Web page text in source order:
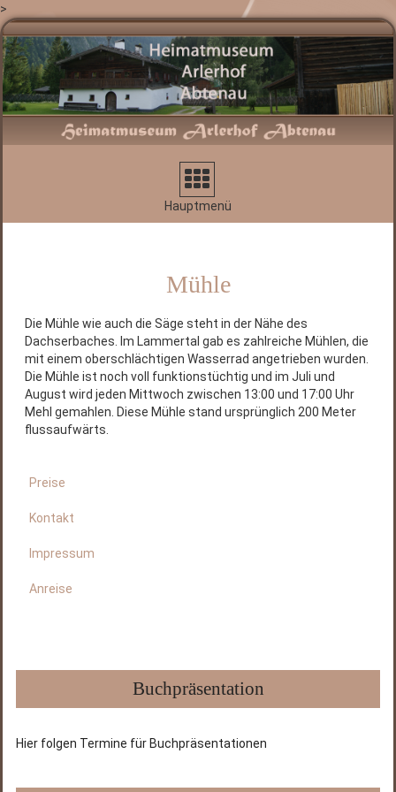
>
Navigation
aufklappen
Hauptmenü
Mühle
Die Mühle wie auch die Säge steht in der Nähe des
Dachserbaches. Im Lammertal gab es zahlreiche Mühlen, die
mit einem oberschlächtigen Wasserrad angetrieben wurden.
Die Mühle ist noch voll funktionstüchtig und im Juli und
August wird jeden Mittwoch zwischen 13:00 und 17:00 Uhr
Mehl gemahlen. Diese Mühle stand ursprünglich 200 Meter
flussaufwärts.
Preise
Kontakt
Impressum
Anreise
Buchpräsentation
Hier folgen Termine für Buchpräsentationen